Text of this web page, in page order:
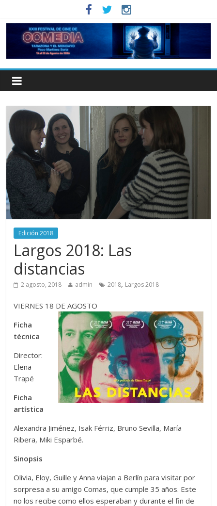
Edición 2018
Largos 2018: Las
distancias
2 agosto, 2018 admin 2018, Largos 2018
VIERNES 18 DE AGOSTO
Ficha
técnica
Director:
Elena
Trapé
Ficha
artística
Alexandra Jiménez, Isak Férriz, Bruno Sevilla, María
Ribera, Miki Esparbé.
Sinopsis
Olivia, Eloy, Guille y Anna viajan a Berlín para visitar por
sorpresa a su amigo Comas, que cumple 35 años. Este
no los recibe como ellos esperaban y durante el fin de